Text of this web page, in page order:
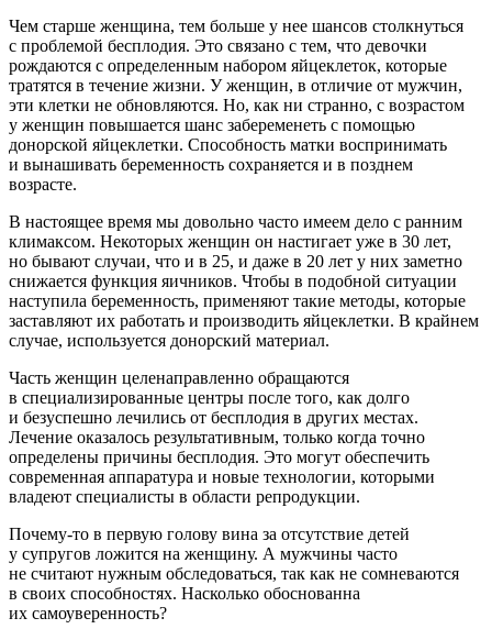
Чем старше женщина, тем больше у нее шансов столкнуться
с проблемой бесплодия. Это связано с тем, что девочки
рождаются с определенным набором яйцеклеток, которые
тратятся в течение жизни. У женщин, в отличие от мужчин,
эти клетки не обновляются. Но, как ни странно, с возрастом
у женщин повышается шанс забеременеть с помощью
донорской яйцеклетки. Способность матки воспринимать
и вынашивать беременность сохраняется и в позднем
возрасте.
В настоящее время мы довольно часто имеем дело с ранним
климаксом. Некоторых женщин он настигает уже в 30 лет,
но бывают случаи, что и в 25, и даже в 20 лет у них заметно
снижается функция яичников. Чтобы в подобной ситуации
наступила беременность, применяют такие методы, которые
заставляют их работать и производить яйцеклетки. В крайнем
случае, используется донорский материал.
Часть женщин целенаправленно обращаются
в специализированные центры после того, как долго
и безуспешно лечились от бесплодия в других местах.
Лечение оказалось результативным, только когда точно
определены причины бесплодия. Это могут обеспечить
современная аппаратура и новые технологии, которыми
владеют специалисты в области репродукции.
Почему-то в первую голову вина за отсутствие детей
у супругов ложится на женщину. А мужчины часто
не считают нужным обследоваться, так как не сомневаются
в своих способностях. Насколько обоснованна
их самоуверенность?